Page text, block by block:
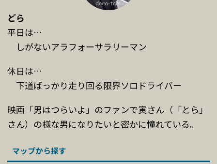
どら
平日は…
しがないアラフォーサラリーマン
休日は…
下道ばっかり走り回る限界ソロドライバー
映画「男はつらいよ」のファンで寅さん（「とら」
さん）の様な男になりたいと密かに憧れている。
マップから探す